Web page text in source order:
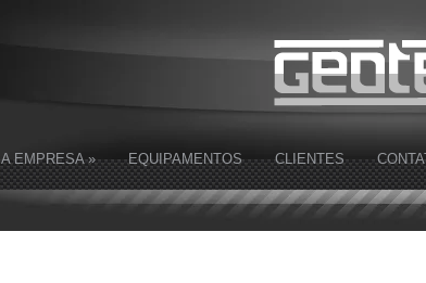
A EMPRESA» EQUIPAMENTOS CLIENTES